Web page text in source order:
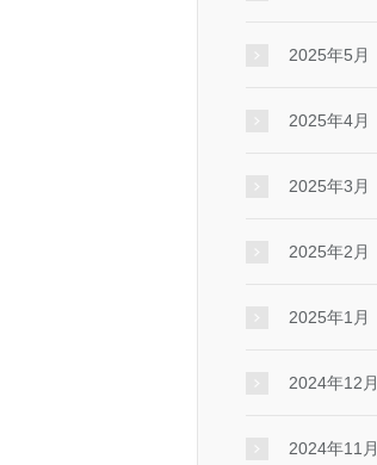
2025年5月
2025年4月
2025年3月
2025年2月
2025年1月
2024年12月
2024年11月